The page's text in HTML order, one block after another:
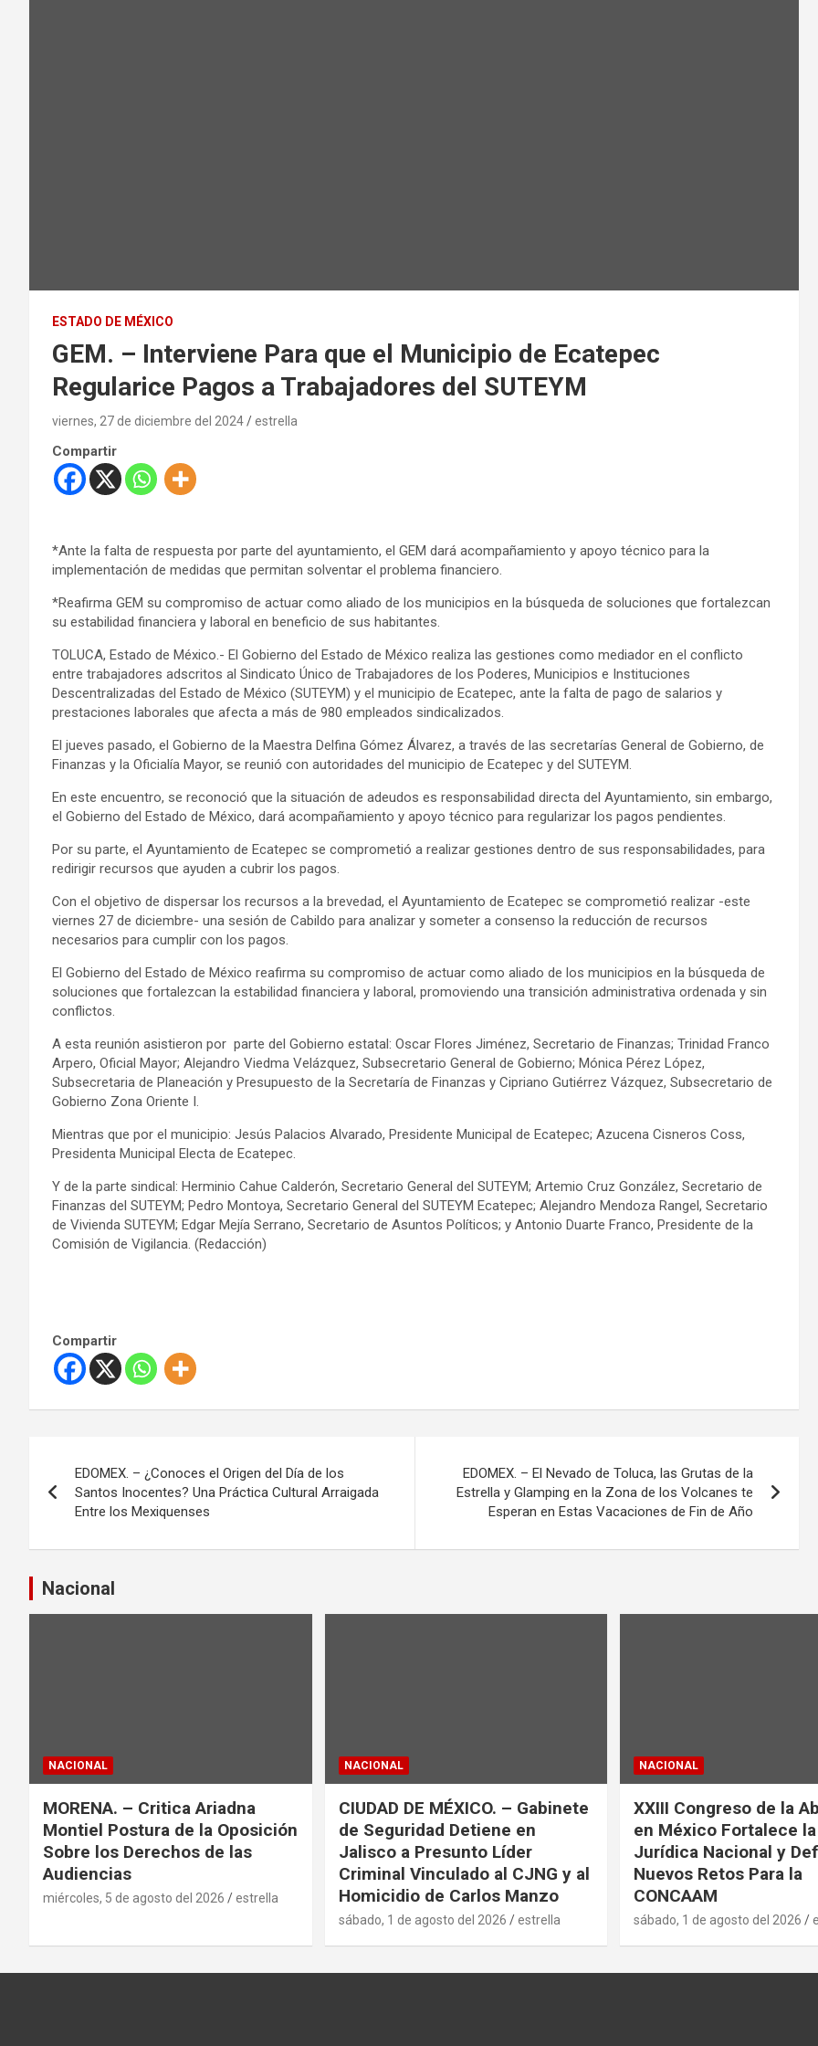
ESTADO DE MÉXICO
GEM. – Interviene Para que el Municipio de Ecatepec
Regularice Pagos a Trabajadores del SUTEYM
viernes, 27 de diciembre del 2024 estrella
Compartir
*Ante la falta de respuesta por parte del ayuntamiento, el GEM dará acompañamiento y apoyo técnico para la
implementación de medidas que permitan solventar el problema financiero.
*Reafirma GEM su compromiso de actuar como aliado de los municipios en la búsqueda de soluciones que fortalezcan
su estabilidad financiera y laboral en beneficio de sus habitantes.
TOLUCA, Estado de México.- El Gobierno del Estado de México realiza las gestiones como mediador en el conflicto
entre trabajadores adscritos al Sindicato Único de Trabajadores de los Poderes, Municipios e Instituciones
Descentralizadas del Estado de México (SUTEYM) y el municipio de Ecatepec, ante la falta de pago de salarios y
prestaciones laborales que afecta a más de 980 empleados sindicalizados.
El jueves pasado, el Gobierno de la Maestra Delfina Gómez Álvarez, a través de las secretarías General de Gobierno, de
Finanzas y la Oficialía Mayor, se reunió con autoridades del municipio de Ecatepec y del SUTEYM.
En este encuentro, se reconoció que la situación de adeudos es responsabilidad directa del Ayuntamiento, sin embargo,
el Gobierno del Estado de México, dará acompañamiento y apoyo técnico para regularizar los pagos pendientes.
Por su parte, el Ayuntamiento de Ecatepec se comprometió a realizar gestiones dentro de sus responsabilidades, para
redirigir recursos que ayuden a cubrir los pagos.
Con el objetivo de dispersar los recursos a la brevedad, el Ayuntamiento de Ecatepec se comprometió realizar -este
viernes 27 de diciembre- una sesión de Cabildo para analizar y someter a consenso la reducción de recursos
necesarios para cumplir con los pagos.
El Gobierno del Estado de México reafirma su compromiso de actuar como aliado de los municipios en la búsqueda de
soluciones que fortalezcan la estabilidad financiera y laboral, promoviendo una transición administrativa ordenada y sin
conflictos.
A esta reunión asistieron por parte del Gobierno estatal: Oscar Flores Jiménez, Secretario de Finanzas; Trinidad Franco
Arpero, Oficial Mayor; Alejandro Viedma Velázquez, Subsecretario General de Gobierno; Mónica Pérez López,
Subsecretaria de Planeación y Presupuesto de la Secretaría de Finanzas y Cipriano Gutiérrez Vázquez, Subsecretario de
Gobierno Zona Oriente I.
Mientras que por el municipio: Jesús Palacios Alvarado, Presidente Municipal de Ecatepec; Azucena Cisneros Coss,
Presidenta Municipal Electa de Ecatepec.
Y de la parte sindical: Herminio Cahue Calderón, Secretario General del SUTEYM; Artemio Cruz González, Secretario de
Finanzas del SUTEYM; Pedro Montoya, Secretario General del SUTEYM Ecatepec; Alejandro Mendoza Rangel, Secretario
de Vivienda SUTEYM; Edgar Mejía Serrano, Secretario de Asuntos Políticos; y Antonio Duarte Franco, Presidente de la
Comisión de Vigilancia. (Redacción)
Compartir
e
g
ó
n
d
e
e
n
t
EDOMEX. – ¿Conoces el Origen del Día de los
Santos Inocentes? Una Práctica Cultural Arraigada
Entre los Mexiquenses
EDOMEX. – El Nevado de Toluca, las Grutas de la
Estrella y Glamping en la Zona de los Volcanes te
Esperan en Estas Vacaciones de Fin de Año
Nacional
NACIONAL
MORENA. – Critica Ariadna
Montiel Postura de la Oposición
Sobre los Derechos de las
Audiencias
miércoles, 5 de agosto del 2026 estrella
NACIONAL
CIUDAD DE MÉXICO. – Gabinete
de Seguridad Detiene en
Jalisco a Presunto Líder
Criminal Vinculado al CJNG y al
Homicidio de Carlos Manzo
sábado, 1 de agosto del 2026 estrella
NACIONAL
XXIII Congreso de la
en México Fortalece
Jurídica Nacional y
Nuevos Retos Para la
CONCAAM
sábado, 1 de agosto del 2026